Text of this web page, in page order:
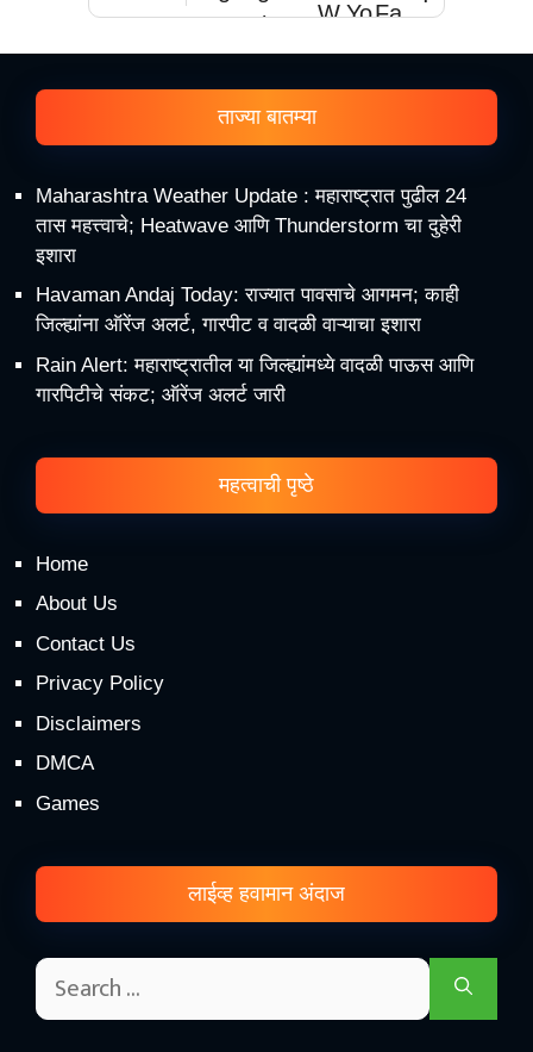
ताज्या बातम्या
Maharashtra Weather Update : महाराष्ट्रात पुढील 24
तास महत्त्वाचे; Heatwave आणि Thunderstorm चा दुहेरी
इशारा
Havaman Andaj Today: राज्यात पावसाचे आगमन; काही
जिल्ह्यांना ऑरेंज अलर्ट, गारपीट व वादळी वाऱ्याचा इशारा
Rain Alert: महाराष्ट्रातील या जिल्ह्यांमध्ये वादळी पाऊस आणि
गारपिटीचे संकट; ऑरेंज अलर्ट जारी
महत्वाची पृष्ठे
Home
About Us
Contact Us
Privacy Policy
Disclaimers
DMCA
Games
लाईव्ह हवामान अंदाज